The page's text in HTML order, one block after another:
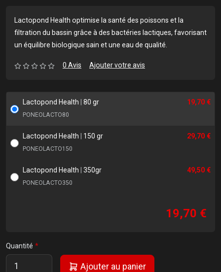
Lactopond Health optimise la santé des poissons et la
filtration du bassin grâce à des bactéries lactiques, favorisant
un équilibre biologique sain et une eau de qualité.
0 Avis Ajouter votre avis
Lactopond Health 80 gr
PONEOLACTO80
19,70 €
Lactopond Health 150 gr
PONEOLACTO150
29,70 €
Lactopond Health 350gr
PONEOLACTO350
49,50 €
19,70 €
Quantité
Ajouter au panier